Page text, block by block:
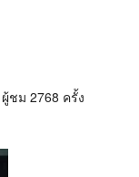
ผู้ชม 2768 ครั้ง